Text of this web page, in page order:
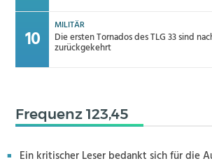
MILITÄR
Die ersten Tornados des TLG 33 sind
zurückgekehrt
Frequenz 123,45
Ein kritischer Leser bedankt sich für die